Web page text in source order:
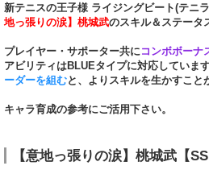
新テニスの王子様 ライジングビート(テニ
地っ張りの涙】桃城武のスキル＆ステータ
プレイヤー・サポーター共に コンボボーナ
アビリティはBLUEタイプに対応しています
ーダーを組むと、よりスキルを生かすこと
キャラ育成の参考にご活用下さい。
【意地っ張りの涙】桃城武【